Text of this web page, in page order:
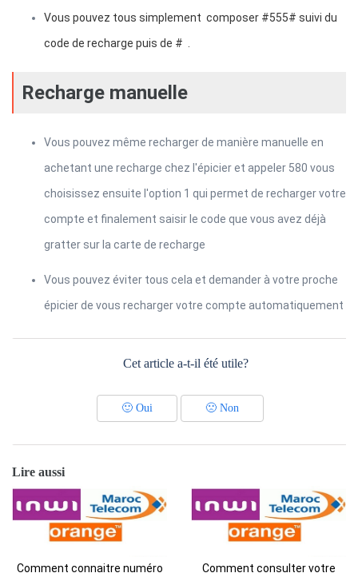
Vous pouvez tous simplement composer #555# suivi du
code de recharge puis de # .
Recharge manuelle
Vous pouvez même recharger de manière manuelle en
achetant une recharge chez l'épicier et appeler 580 vous
choisissez ensuite l'option 1 qui permet de recharger votre
compte et finalement saisir le code que vous avez déjà
gratter sur la carte de recharge
Vous pouvez éviter tous cela et demander à votre proche
épicier de vous recharger votre compte automatiquement
Cet article a-t-il été utile?
🙂Oui 🙁Non
Lire aussi
Comment connaitre numéro
Comment consulter votre